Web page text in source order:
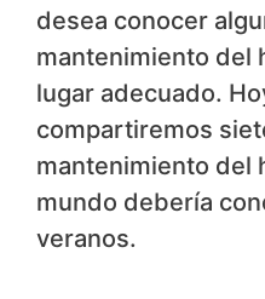
desea conocer
mantenimiento del
lugar adecuado.
compartiremos
mantenimiento del
mundo debería
veranos.